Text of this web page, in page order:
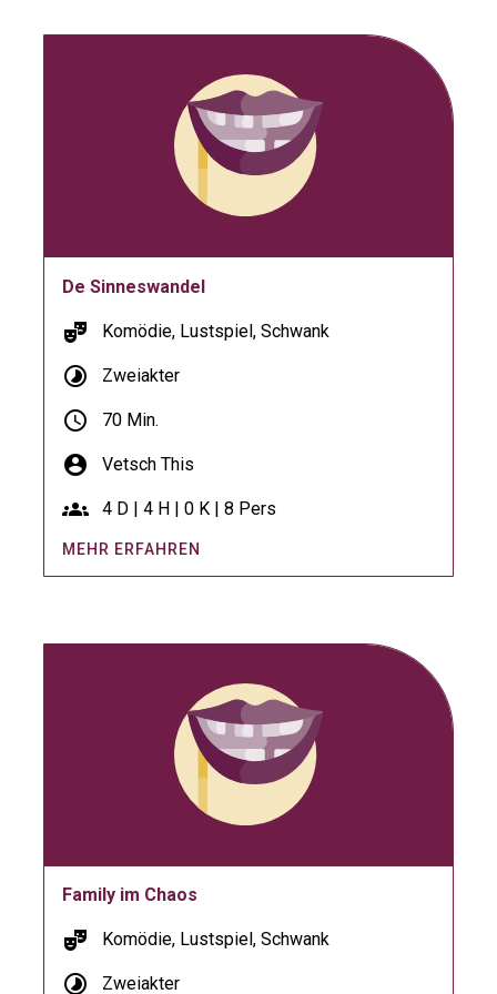
De Sinneswandel
theater_comedy Komödie, Lustspiel, Schwank
timelapse Zweiakter
schedule 70 Min.
account_circle Vetsch This
groups 4 D | 4 H | 0 K | 8 Pers
MEHR ERFAHREN
Family im Chaos
theater_comedy Komödie, Lustspiel, Schwank
timelapse Zweiakter